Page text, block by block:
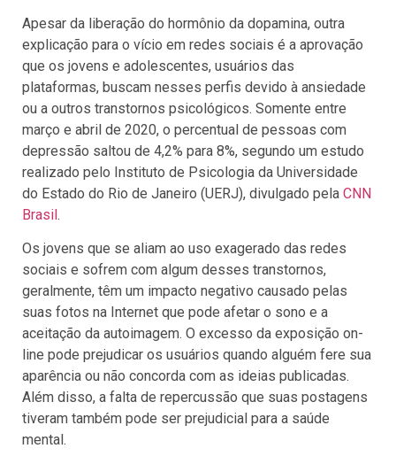
Apesar da liberação do hormônio da dopamina, outra
explicação para o vício em redes sociais é a aprovação
que os jovens e adolescentes, usuários das
plataformas, buscam nesses perfis devido à ansiedade
ou a outros transtornos psicológicos. Somente entre
março e abril de 2020, o percentual de pessoas com
depressão saltou de 4,2% para 8%, segundo um estudo
realizado pelo Instituto de Psicologia da Universidade
do Estado do Rio de Janeiro (UERJ), divulgado pela CNN
Brasil.
Os jovens que se aliam ao uso exagerado das redes
sociais e sofrem com algum desses transtornos,
geralmente, têm um impacto negativo causado pelas
suas fotos na Internet que pode afetar o sono e a
aceitação da autoimagem. O excesso da exposição on-
line pode prejudicar os usuários quando alguém fere sua
aparência ou não concorda com as ideias publicadas.
Além disso, a falta de repercussão que suas postagens
tiveram também pode ser prejudicial para a saúde
mental.